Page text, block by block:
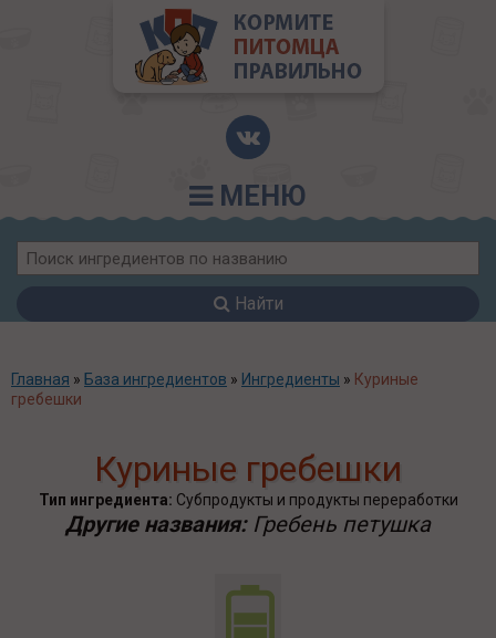
МЕНЮ
Найти
Главная » База ингредиентов » Ингредиенты » Куриные
гребешки
Куриные гребешки
Тип ингредиента: Субпродукты и продукты переработки
Другие названия:Гребень петушка